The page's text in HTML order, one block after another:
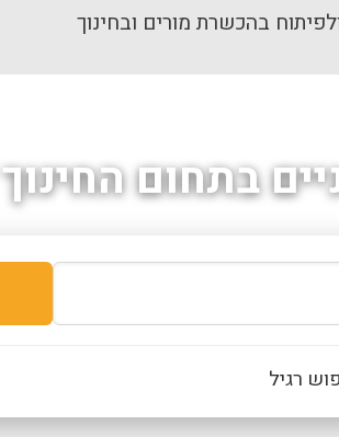
בהכשרת מורים ובחינוך
בתחום החינוך
רגיל